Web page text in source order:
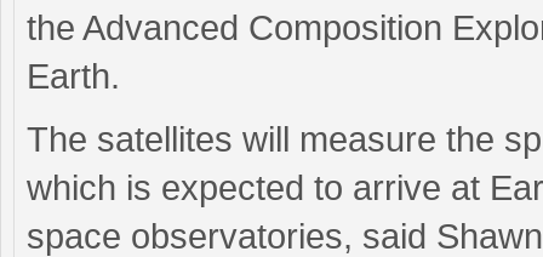
the Advanced Composition
Earth.
The satellites will measure the
which is expected to arrive at
space observatories, said